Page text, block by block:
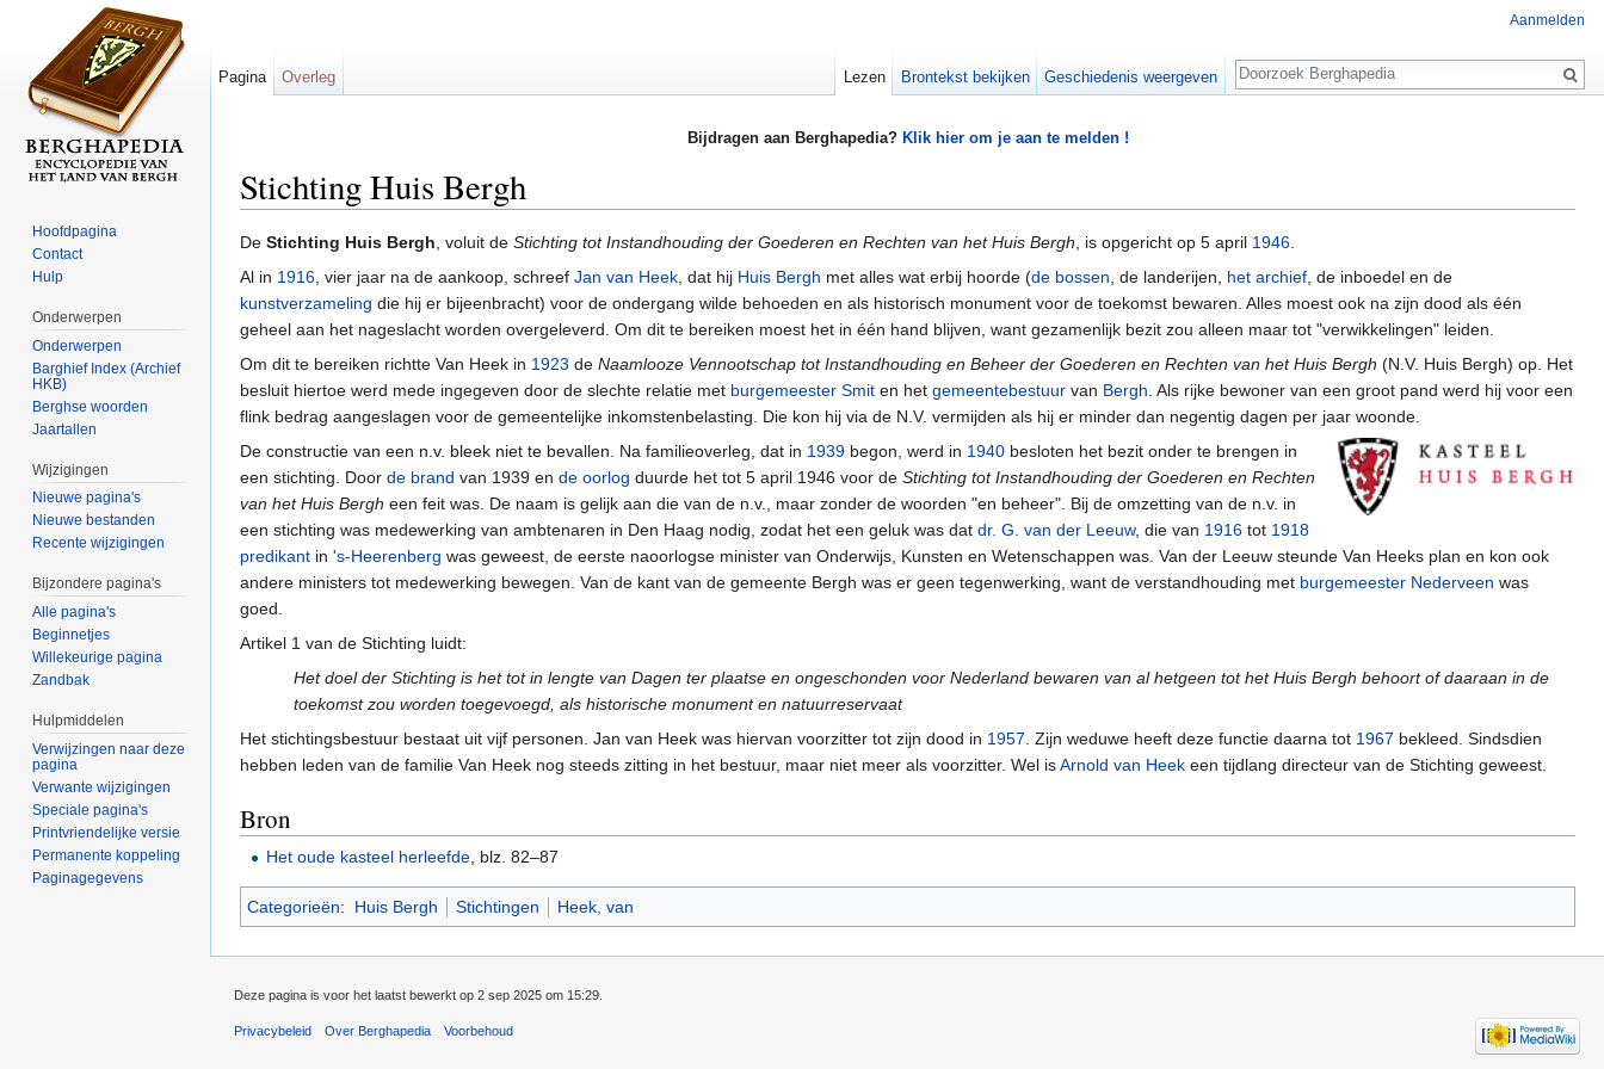
Bijdragen aan Berghapedia? Klik hier om je aan te melden !
Stichting Huis Bergh
De Stichting Huis Bergh, voluit de Stichting tot Instandhouding der Goederen en Rechten van het Huis Bergh, is opgericht op 5 april 1946.
Al in 1916, vier jaar na de aankoop, schreef Jan van Heek, dat hij Huis Bergh met alles wat erbij hoorde (de bossen, de landerijen, het archief, de inboedel en de
kunstverzameling die hij er bijeenbracht) voor de ondergang wilde behoeden en als historisch monument voor de toekomst bewaren. Alles moest ook na zijn dood als één
geheel aan het nageslacht worden overgeleverd. Om dit te bereiken moest het in één hand blijven, want gezamenlijk bezit zou alleen maar tot "verwikkelingen" leiden.
Om dit te bereiken richtte Van Heek in 1923 de Naamlooze Vennootschap tot Instandhouding en Beheer der Goederen en Rechten van het Huis Bergh (N.V. Huis Bergh) op. Het
besluit hiertoe werd mede ingegeven door de slechte relatie met burgemeester Smit en het gemeentebestuur van Bergh. Als rijke bewoner van een groot pand werd hij voor een
flink bedrag aangeslagen voor de gemeentelijke inkomstenbelasting. Die kon hij via de N.V. vermijden als hij er minder dan negentig dagen per jaar woonde.
De constructie van een n.v. bleek niet te bevallen. Na familieoverleg, dat in 1939 begon, werd in 1940 besloten het bezit onder te brengen in
een stichting. Door de brand van 1939 en de oorlog duurde het tot 5 april 1946 voor de Stichting tot Instandhouding der Goederen en Rechten
van het Huis Bergh een feit was. De naam is gelijk aan die van de n.v., maar zonder de woorden "en beheer". Bij de omzetting van de n.v. in
een stichting was medewerking van ambtenaren in Den Haag nodig, zodat het een geluk was dat dr. G. van der Leeuw, die van 1916 tot 1918
predikant in 's-Heerenberg was geweest, de eerste naoorlogse minister van Onderwijs, Kunsten en Wetenschappen was. Van der Leeuw steunde Van Heeks plan en kon ook
andere ministers tot medewerking bewegen. Van de kant van de gemeente Bergh was er geen tegenwerking, want de verstandhouding met burgemeester Nederveen was
goed.
Artikel 1 van de Stichting luidt:
Het doel der Stichting is het tot in lengte van Dagen ter plaatse en ongeschonden voor Nederland bewaren van al hetgeen tot het Huis Bergh behoort of daaraan in de
toekomst zou worden toegevoegd, als historische monument en natuurreservaat
Het stichtingsbestuur bestaat uit vijf personen. Jan van Heek was hiervan voorzitter tot zijn dood in 1957. Zijn weduwe heeft deze functie daarna tot 1967 bekleed. Sindsdien
hebben leden van de familie Van Heek nog steeds zitting in het bestuur, maar niet meer als voorzitter. Wel isArnold van Heek een tijdlang directeur van de Stichting geweest.
Bron
Het oude kasteel herleefde , blz. 82–87
Categorieën: Huis Bergh Stichtingen Heek, van
Aanmelden
Pagina Overleg Lezen Brontekst bekijken Geschiedenis weergeven
Zoeken
Hoofdpagina
Contact
Hulp
Onderwerpen
Onderwerpen
Barghief Index (Archief
HKB)
Berghse woorden
Jaartallen
Wijzigingen
Nieuwe pagina's
Nieuwe bestanden
Recente wijzigingen
Bijzondere pagina's
Alle pagina's
Beginnetjes
Willekeurige pagina
Zandbak
Hulpmiddelen
Verwijzingen naar deze
pagina
Verwante wijzigingen
Speciale pagina's
Printvriendelijke versie
Permanente koppeling
Paginagegevens
Deze pagina is voor het laatst bewerkt op 2 sep 2025 om 15:29.
Privacybeleid Over Berghapedia Voorbehoud